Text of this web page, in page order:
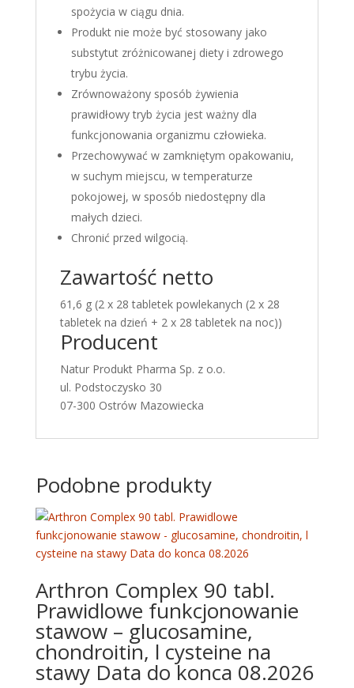
spożycia w ciągu dnia.
Produkt nie może być stosowany jako
substytut zróżnicowanej diety i zdrowego
trybu życia.
Zrównoważony sposób żywienia
prawidłowy tryb życia jest ważny dla
funkcjonowania organizmu człowieka.
Przechowywać w zamkniętym opakowaniu,
w suchym miejscu, w temperaturze
pokojowej, w sposób niedostępny dla
małych dzieci.
Chronić przed wilgocią.
Zawartość netto
61,6 g (2 x 28 tabletek powlekanych (2 x 28
tabletek na dzień + 2 x 28 tabletek na noc))
Producent
Natur Produkt Pharma Sp. z o.o.
ul. Podstoczysko 30
07-300 Ostrów Mazowiecka
Podobne produkty
Arthron Complex 90 tabl.
Prawidlowe funkcjonowanie
stawow – glucosamine,
chondroitin, l cysteine na
stawy Data do konca 08.2026